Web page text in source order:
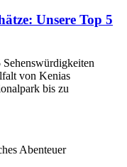
Unsere Top 5
von Kenias
bis zu
Abenteuer